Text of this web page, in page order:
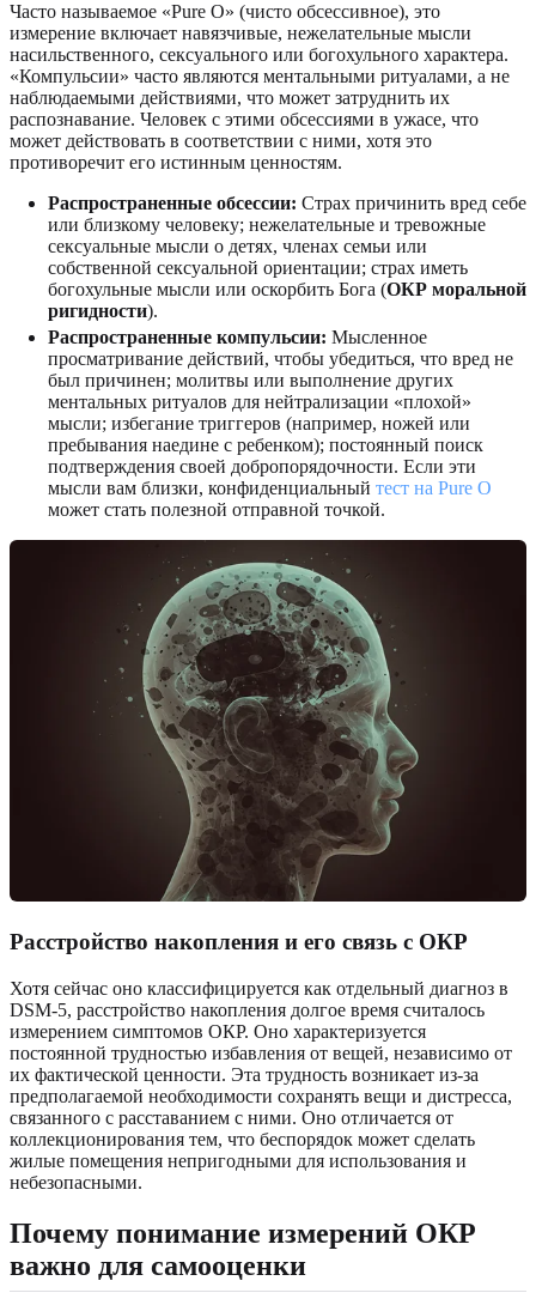
Часто называемое «Pure O» (чисто обсессивное), это
измерение включает навязчивые, нежелательные мысли
насильственного, сексуального или богохульного характера.
«Компульсии» часто являются ментальными ритуалами, а не
наблюдаемыми действиями, что может затруднить их
распознавание. Человек с этими обсессиями в ужасе, что
может действовать в соответствии с ними, хотя это
противоречит его истинным ценностям.
Распространенные обсессии: Страх причинить вред себе
или близкому человеку; нежелательные и тревожные
сексуальные мысли о детях, членах семьи или
собственной сексуальной ориентации; страх иметь
богохульные мысли или оскорбить Бога (ОКР моральной
ригидности).
Распространенные компульсии: Мысленное
просматривание действий, чтобы убедиться, что вред не
был причинен; молитвы или выполнение других
ментальных ритуалов для нейтрализации «плохой»
мысли; избегание триггеров (например, ножей или
пребывания наедине с ребенком); постоянный поиск
подтверждения своей добропорядочности. Если эти
мысли вам близки, конфиденциальный тест на Pure O
может стать полезной отправной точкой.
Расстройство накопления и его связь с ОКР
Хотя сейчас оно классифицируется как отдельный диагноз в
DSM-5, расстройство накопления долгое время считалось
измерением симптомов ОКР. Оно характеризуется
постоянной трудностью избавления от вещей, независимо от
их фактической ценности. Эта трудность возникает из-за
предполагаемой необходимости сохранять вещи и дистресса,
связанного с расставанием с ними. Оно отличается от
коллекционирования тем, что беспорядок может сделать
жилые помещения непригодными для использования и
небезопасными.
Почему понимание измерений ОКР
важно для самооценки